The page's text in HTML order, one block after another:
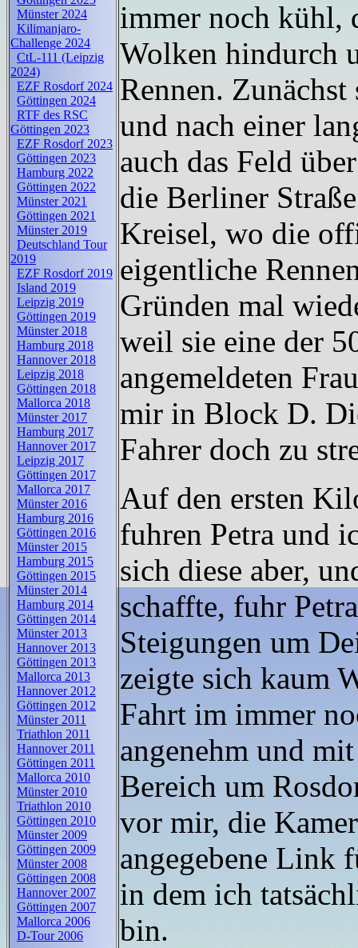
Münster 2024
Kilimanjaro-
Challenge 2024
CtL-111 (Leipzig
2024)
EZF Rosdorf 2024
Göttingen 2024
RTF des RSC
Göttingen 2023
EZF Rosdorf 2023
Göttingen 2023
Hamburg 2022
Göttingen 2022
Münster 2021
Göttingen 2021
Münster 2019
Deutschland Tour
2019
EZF Rosdorf 2019
Island 2019
Leipzig 2019
Göttingen 2019
Münster 2018
Hamburg 2018
Hannover 2018
Leipzig 2018
Göttingen 2018
Mallorca 2018
Münster 2017
Hamburg 2017
Hannover 2017
Leipzig 2017
Göttingen 2017
Mallorca 2017
Münster 2016
Hamburg 2016
Göttingen 2016
Münster 2015
Hamburg 2015
Göttingen 2015
Münster 2014
Hamburg 2014
Göttingen 2014
Münster 2013
Hannover 2013
Göttingen 2013
Mallorca 2013
Hannover 2012
Göttingen 2012
Münster 2011
Triathlon 2011
Hannover 2011
Göttingen 2011
Mallorca 2010
Münster 2010
Triathlon 2010
Göttingen 2010
Münster 2009
Göttingen 2009
Münster 2008
Göttingen 2008
Hannover 2007
Göttingen 2007
Mallorca 2006
D-Tour 2006
immer noch kühl,
Wolken hindurch
Rennen.
und nach einer
auch das Feld
die Berliner
Kreisel, wo die
eigentliche
Gründen mal
weil sie eine der
angemeldeten
mir in Block D.
Fahrer doch zu
Auf den ersten
fuhren Petra und
sich diese aber,
schaffte, fuhr
Steigungen um
zeigte sich kaum
Fahrt im immer
angenehm und
Bereich um
vor mir, die
angegebene Link
in dem ich
bin.